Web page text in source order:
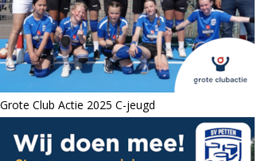
Grote Club Actie 2025 C-jeugd